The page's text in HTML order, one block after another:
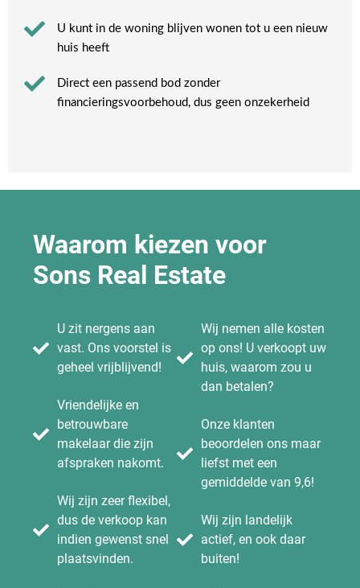
U kunt in de woning blijven wonen tot u een nieuw
huis heeft​
Direct een passend bod zonder
financieringsvoorbehoud, dus geen onzekerheid​
Waarom kiezen voor
Sons Real Estate
U zit nergens aan
vast. Ons voorstel is
geheel vrijblijvend!
Vriendelijke en
betrouwbare
makelaar die zijn
afspraken nakomt.
Wij zijn zeer flexibel,
dus de verkoop kan
indien gewenst snel
plaatsvinden.
Wij nemen alle kosten
op ons! U verkoopt uw
huis, waarom zou u
dan betalen?
Onze klanten
beoordelen ons maar
liefst met een
gemiddelde van 9,6!
Wij zijn landelijk
actief, en ook daar
buiten!